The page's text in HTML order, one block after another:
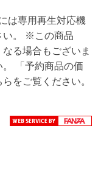
は専用再生対応機
い。 ※この商品
る場合もございま
「予約商品の価
をご覧ください。